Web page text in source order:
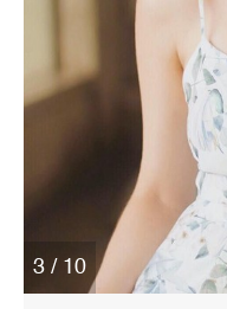
3 / 10